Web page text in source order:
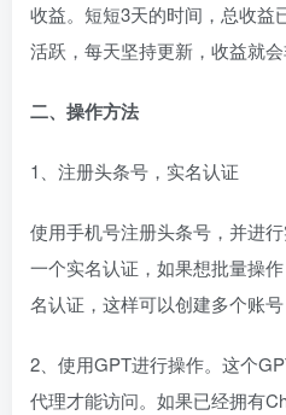
收益。短短3天的时间，总收益
活跃，每天坚持更新，收益就会
二、操作方法
1、注册头条号，实名认证
使用手机号注册头条号，并进
一个实名认证，如果想批量操
名认证，这样可以创建多个账号
2、使用GPT进行操作。这个
代理才能访问。如果已经拥有